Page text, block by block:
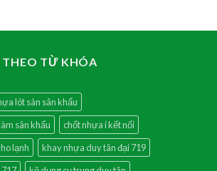
TỪ KHÓA
lót sàn sân khấu
sân khấu
chốt nhựa i kết nối
lạnh
khay nhựa duy tân đại 719